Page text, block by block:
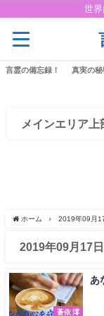
世界
言霊の備忘録！ 真実の秘
メインエリア上
ホーム 2019年09月
2019年09月17
蒼依 澪
あ